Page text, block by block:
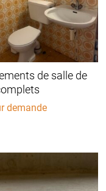
de salle de
demande